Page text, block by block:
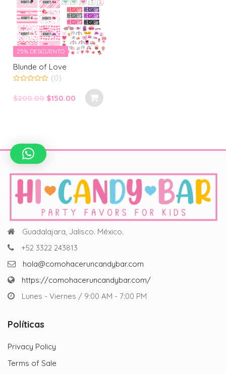
25% DESCUENTO
Blunde of Love
out
of
(0)
$200.00 Original
$150.00 Current
price
Guadalajara, Jalisco. México.
+52 3322 243813
hola@comohaceruncandybar.com
https://comohaceruncandybar.com/
Lunes - Viernes / 9:00 AM - 7:00 PM
Políticas
Privacy Policy
Terms of Sale